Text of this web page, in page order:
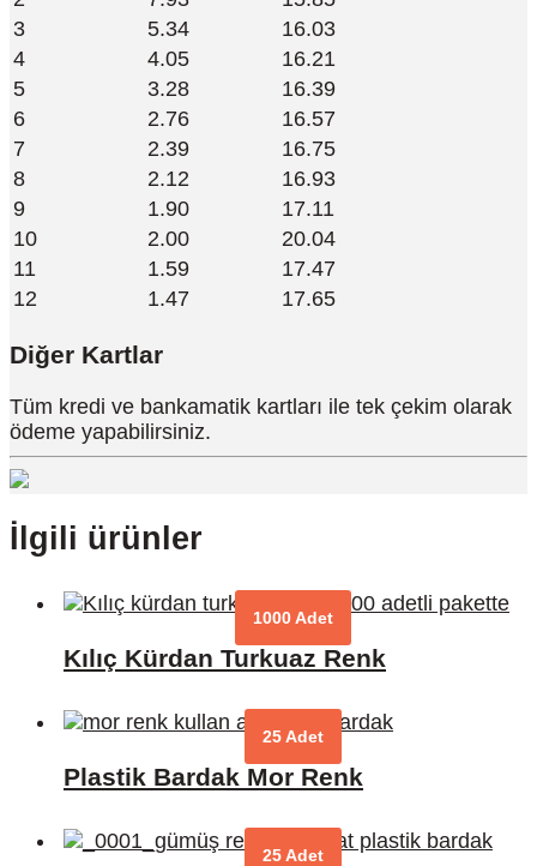
3
5.34
16.03
4
4.05
16.21
5
3.28
16.39
6
2.76
16.57
7
2.39
16.75
8
2.12
16.93
9
1.90
17.11
10
2.00
20.04
11
1.59
17.47
12
1.47 17.65
Diğer Kartlar
Tüm kredi ve bankamatik kartları ile tek çekim olarak
ödeme yapabilirsiniz.
İlgili ürünler
1000 Adet
Kılıç Kürdan Turkuaz Renk
25 Adet
Plastik Bardak Mor Renk
25 Adet